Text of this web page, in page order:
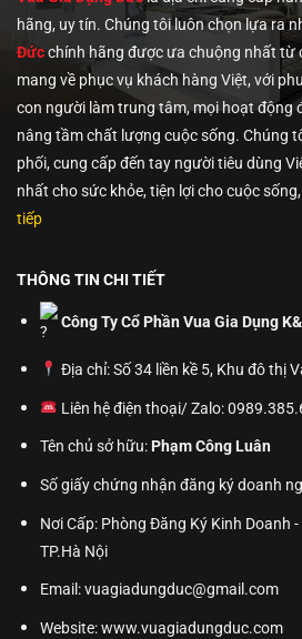
hãng, uy tín. Chúng tôiluôn chọn lựa ra
Đứcchính hãng được ưa chuộng nhất từ
mang về phục vụ khách hàng Việt, với
con người làm trung tâm, mọi hoạt động
nâng tầm chất lượng cuộc sống. Chúng
phối, cung cấp đến tay người tiêu dùng
nhất cho sức khỏe, tiện lợi cho cuộc
tiếp
THÔNG TIN CHI TIẾT
Công Ty Cổ Phần Vua Gia Dụng
Địa chỉ: Số 34 liền kề 5, Khu đô thị
Liên hệ điện thoại/ Zalo:
Tên chủ sở hữu:Phạm Công Luân
Số giấy chứng nhận đăng ký doanh
Nơi Cấp: Phòng Đăng Ký Kinh Doanh
TP.Hà Nội
Email: vuagiadungduc@gmail.com
Website:www.vuagiadungduc.com